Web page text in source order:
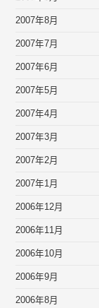
2007年8月
2007年7月
2007年6月
2007年5月
2007年4月
2007年3月
2007年2月
2007年1月
2006年12月
2006年11月
2006年10月
2006年9月
2006年8月